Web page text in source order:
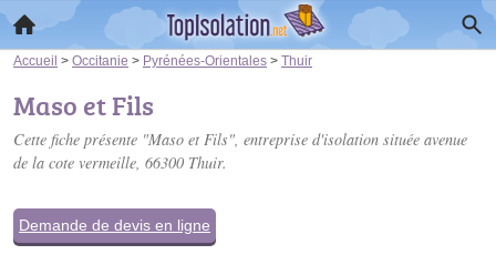
Accueil > Occitanie > Pyrénées-Orientales > Thuir
Maso et Fils
Cette fiche présente "Maso et Fils", entreprise d'isolation située avenue
de la cote vermeille, 66300 Thuir.
Demande de devis en ligne